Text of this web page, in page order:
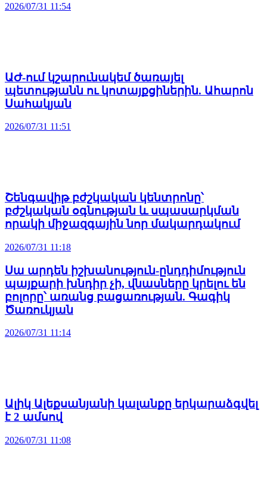
2026/07/31 11:54
ԱԺ-ում կշարունակեմ ծառայել
պետությանն ու կոտայքցիներին. Ահարոն
Սահակյան
2026/07/31 11:51
Շենգավիթ բժշկական կենտրոնը՝
բժշկական օգնության և սպասարկման
որակի միջազգային նոր մակարդակում
2026/07/31 11:18
Սա արդեն իշխանություն-ընդդիմություն
պայքարի խնդիր չի, վնասները կրելու են
բոլորը՝ առանց բացառության. Գագիկ
Ծառուկյան
2026/07/31 11:14
Ալիկ Ալեքսանյանի կալանքը երկարաձգվել
է 2 ամսով
2026/07/31 11:08